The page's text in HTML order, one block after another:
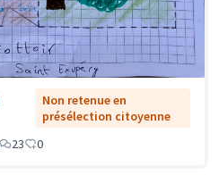
Non retenue en
présélection citoyenne
23 0